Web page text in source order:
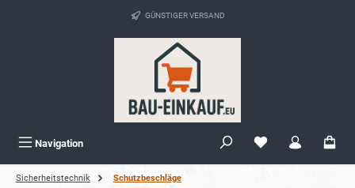
GÜNSTIGER VERSAND
Navigation
Sicherheitstechnik Schutzbeschläge